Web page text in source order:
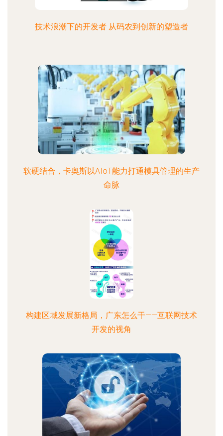
技术浪潮下的开发者 从码农到创新的塑造者
软硬结合，卡奥斯以AIoT能力打通模具管理的生产
命脉
构建区域发展新格局，广东怎么干——互联网技术
开发的视角